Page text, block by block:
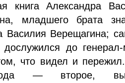
книга Александра
младшего брата
Василия Верещагина;
до
что видел и
— второе,